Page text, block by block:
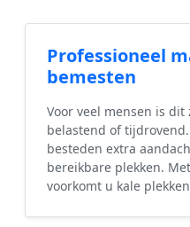
Professioneel
bemesten
Voor veel mensen is
belastend of
besteden extra
bereikbare plekken.
voorkomt u kale